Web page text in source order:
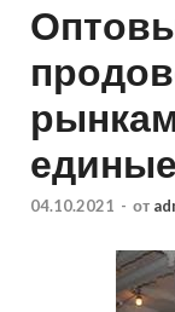
04.10.2021 - от